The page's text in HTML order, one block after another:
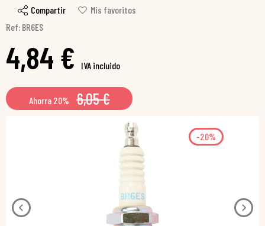
Compartir
Mis favoritos
Ref: BR6ES
4,84 € IVA incluido
Ahorra 20% 6,05 €
-20%